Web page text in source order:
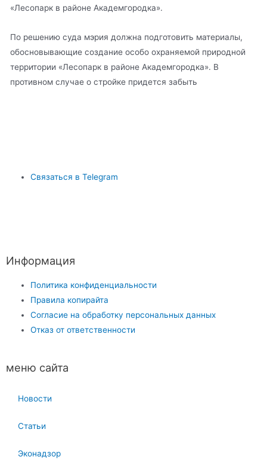
«Лесопарк в районе Академгородка».
По решению суда мэрия должна подготовить материалы,
обосновывающие создание особо охраняемой природной
территории «Лесопарк в районе Академгородка». В
противном случае о стройке придется забыть
Связаться в Telegram
Информация
Политика конфиденциальности
Правила копирайта
Согласие на обработку персональных данных
Отказ от ответственности
меню сайта
Новости
Статьи
Эконадзор